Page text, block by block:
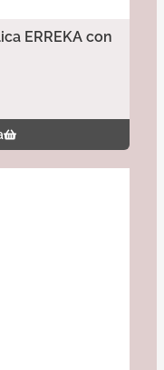
ERREKA con